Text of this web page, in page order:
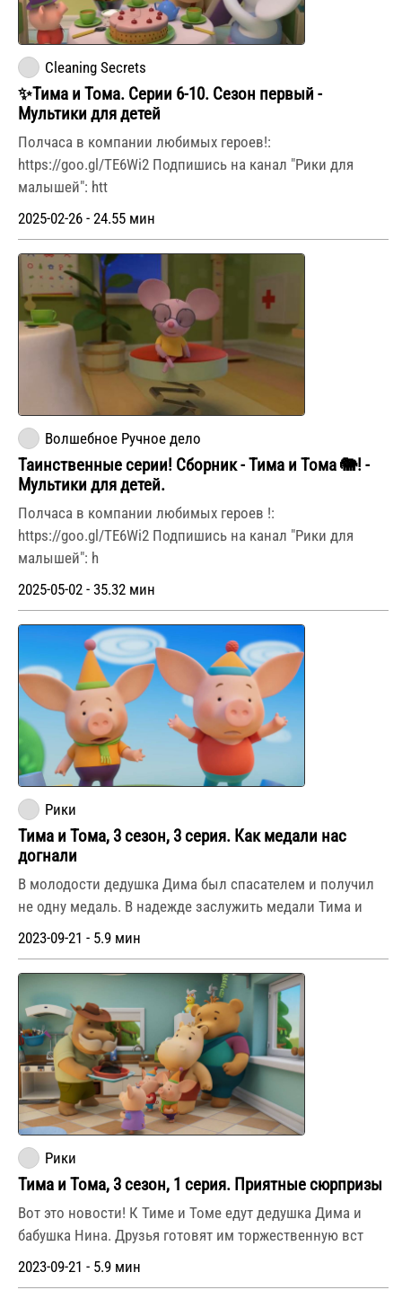
Cleaning Secrets
✨Тима и Тома. Серии 6-10. Сезон первый -
Мультики для детей
Полчаса в компании любимых героев!:
https://goo.gl/TE6Wi2 Подпишись на канал "Рики для
малышей": htt
2025-02-26 - 24.55 мин
Волшебное Ручное дело
Таинственные серии! Сборник - Тима и Тома 🐘! -
Мультики для детей.
Полчаса в компании любимых героев !:
https://goo.gl/TE6Wi2 Подпишись на канал "Рики для
малышей": h
2025-05-02 - 35.32 мин
Рики
Тима и Тома, 3 сезон, 3 серия. Как медали нас
догнали
В молодости дедушка Дима был спасателем и получил
не одну медаль. В надежде заслужить медали Тима и
2023-09-21 - 5.9 мин
Рики
Тима и Тома, 3 сезон, 1 серия. Приятные сюрпризы
Вот это новости! К Тиме и Томе едут дедушка Дима и
бабушка Нина. Друзья готовят им торжественную вст
2023-09-21 - 5.9 мин